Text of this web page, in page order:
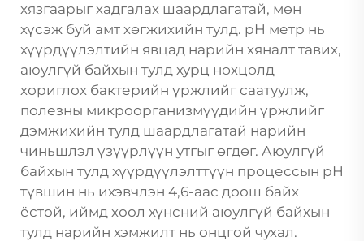
хязгаарыг хадгалах шаардлагатай, мөн
хүсэж буй амт хөгжихийн тулд. pH метр нь
хүүрдүүлэлтийн явцад нарийн хяналт тавих,
аюулгүй байхын тулд хурц нөхцөлд
хориглох бактерийн үржлийг саатуулж,
полезны микроорганизмүүдийн үржлийг
дэмжихийн тулд шаардлагатай нарийн
чиньшлэл үзүүрлүүн утгыг өгдөг. Аюулгүй
байхын тулд хүүрдүүлэлттүүн процессын pH
түвшин нь ихэвчлэн 4,6-аас доош байх
ёстой, иймд хоол хүнсний аюулгүй байхын
тулд нарийн хэмжилт нь онцгой чухал.